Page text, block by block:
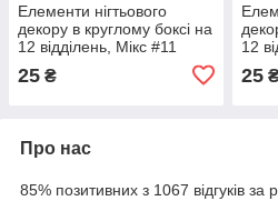
Елементи нігтьового
декору в круглому боксі на
12 відділень, Мікс #11
25 ₴
12
25
Про нас
85% позитивних з 1067 відгуків за